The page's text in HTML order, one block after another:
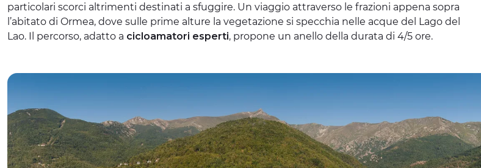
particolari scorci altrimenti destinati a sfuggire. Un viaggio attraverso le frazioni appena sopra
l’abitato di Ormea, dove sulle prime alture la vegetazione si specchia nelle acque del Lago del
Lao. Il percorso, adatto a cicloamatori esperti, propone un anello della durata di 4/5 ore.